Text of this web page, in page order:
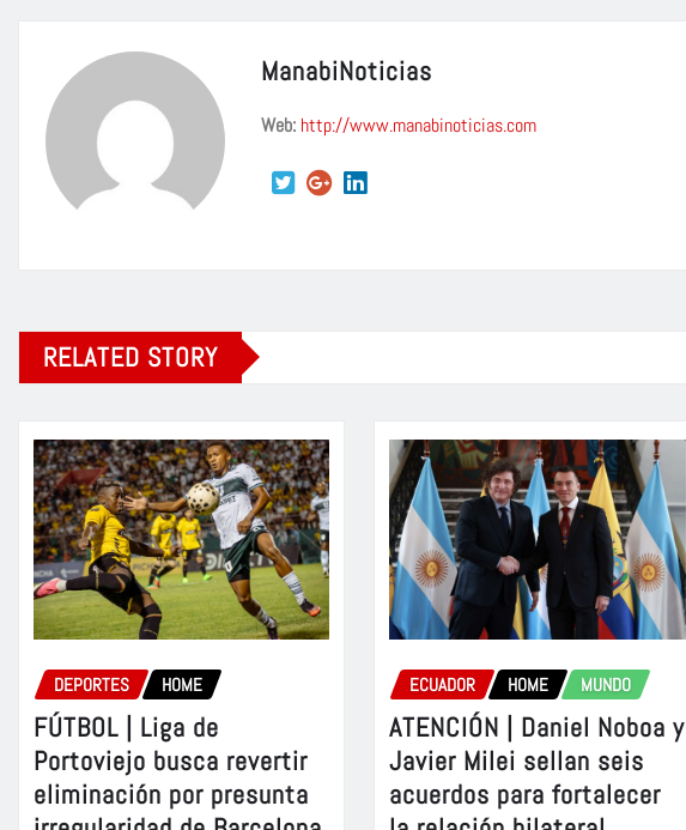
ManabiNoticias
Web: http://www.manabinoticias.com
RELATED STORY
DEPORTES HOME
FÚTBOL | Liga de
Portoviejo busca revertir
eliminación por presunta
ECUADOR HOME MUNDO
ATENCIÓN | Daniel Noboa y
Javier Milei sellan seis
acuerdos para fortalecer